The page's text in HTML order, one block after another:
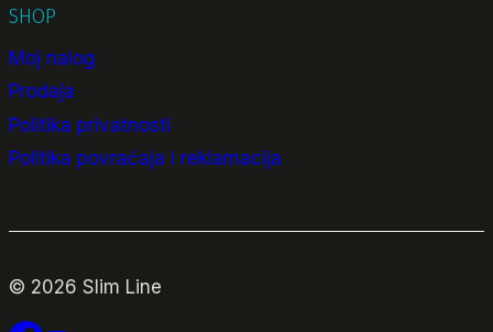
SHOP
Moj nalog
Prodaja
Politika privatnosti
Politika povraćaja i reklamacija
© 2026 Slim Line